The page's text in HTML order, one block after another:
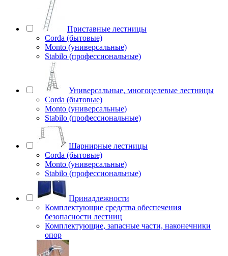
Приставные лестницы
Corda (бытовые)
Monto (универсальные)
Stabilo (профессиональные)
Универсальные, многоцелевые лестницы
Corda (бытовые)
Monto (универсальные)
Stabilo (профессиональные)
Шарнирные лестницы
Corda (бытовые)
Monto (универсальные)
Stabilo (профессиональные)
Принадлежности
Комплектующие средства обеспечения
безопасности лестниц
Комплектующие, запасные части, наконечники
опор